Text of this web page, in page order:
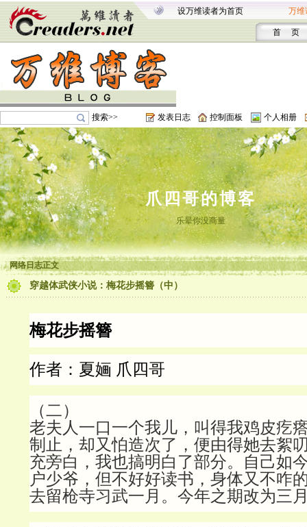
设万维读者为首页 万维
首 页
搜索>> 发表日志 控制面板 个人相册
爪四哥的博客
乐晕你没商量
网络日志正文
穿越体武侠小说：梅花步摇簪（中）
梅花步摇簪
作者： 夏婳 爪四哥
（二）
老夫人一口一个我儿，叫得我鸡皮疙
制止，却又怕造次了，便由得她去絮
充旁白，我也搞明白了部分。自己如
户少爷，但不好好读书，身体又不咋
去留枪寺习武一月。今年之期改为三